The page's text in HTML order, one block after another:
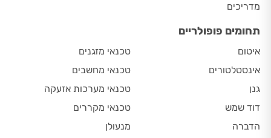
מדריכים
תחומים פופולריים
איטום
אינסטלטורים
גנן
דוד שמש
הדברה
טכנאי מזגנים
טכנאי מחשבים
טכנאי מערכות אזעקה
טכנאי מקררים
מנעולן